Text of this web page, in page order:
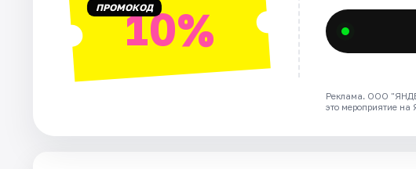
Артисты
Рейтинги
ПРОМОКОД10%
Реклама. ООО
это мероприятие на